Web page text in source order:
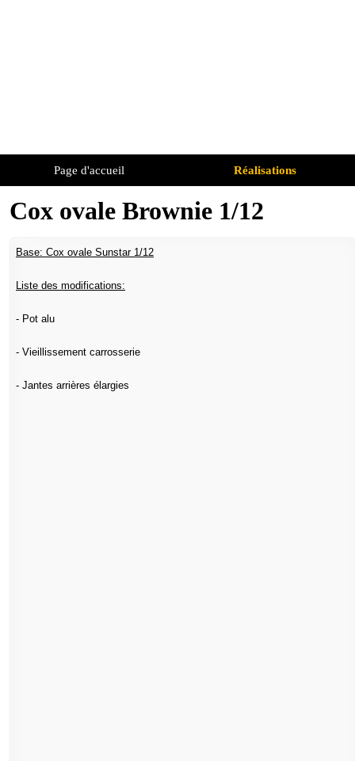
Page d'accueil Réalisations
Cox ovale Brownie 1/12
Base: Cox ovale Sunstar 1/12
Liste des modifications:
- Pot alu
- Vieillissement carrosserie
- Jantes arrières élargies